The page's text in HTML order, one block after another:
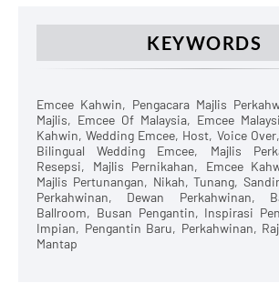
KEYWORDS
Emcee Kahwin, Pengacara Majlis
Majlis, Emcee Of Malaysia, Emcee
Kahwin, Wedding Emcee, Host, Voice
Bilingual Wedding Emcee, Majlis
Resepsi, Majlis Pernikahan, Emcee
Majlis Pertunangan, Nikah, Tunang,
Perkahwinan, Dewan Perkahwinan,
Ballroom, Busan Pengantin, Inspirasi
Impian, Pengantin Baru, Perkahwinan,
Mantap